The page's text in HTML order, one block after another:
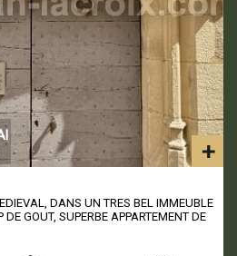
DANS UN TRES BEL IMMEUBLE
DE GOUT, SUPERBE APPARTEMENT DE